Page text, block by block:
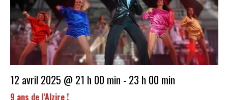
9 ans de l’Alzire !
12 avril 2025 @ 21 h 00 min - 23 h 00 min